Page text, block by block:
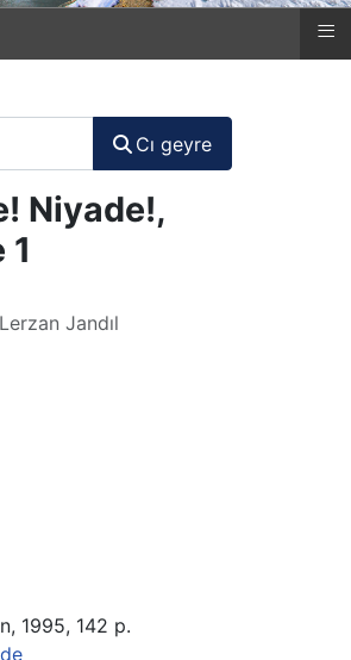
≡
Cı geyre
Niyade!,
1
Jandıl
1995, 142 p.